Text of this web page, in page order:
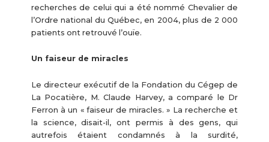
recherches de celui qui a été nommé Chevalier de
l’Ordre national du Québec, en 2004, plus de 2 000
patients ont retrouvé l’ouïe.
Un faiseur de miracles
Le directeur exécutif de la Fondation du Cégep de
La Pocatière, M. Claude Harvey, a comparé le Dr
Ferron à un « faiseur de miracles. » La recherche et
la science, disait-il, ont permis à des gens, qui
autrefois étaient condamnés à la surdité,